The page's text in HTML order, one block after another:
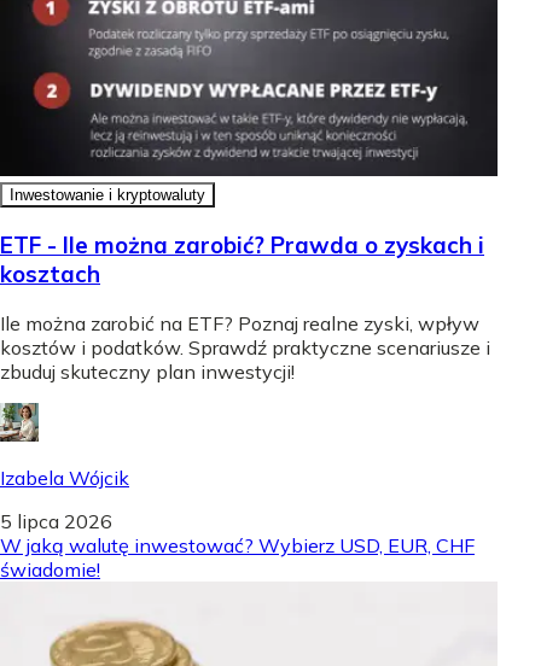
Inwestowanie i kryptowaluty
ETF - Ile można zarobić? Prawda o zyskach i
kosztach
Ile można zarobić na ETF? Poznaj realne zyski, wpływ
kosztów i podatków. Sprawdź praktyczne scenariusze i
zbuduj skuteczny plan inwestycji!
Izabela Wójcik
5 lipca 2026
W jaką walutę inwestować? Wybierz USD, EUR, CHF
świadomie!